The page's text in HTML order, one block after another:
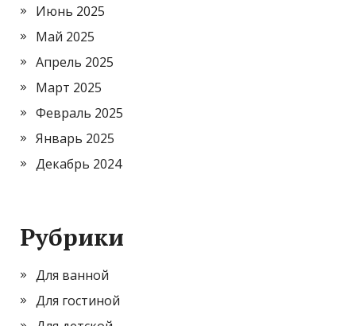
Июнь 2025
Май 2025
Апрель 2025
Март 2025
Февраль 2025
Январь 2025
Декабрь 2024
Рубрики
Для ванной
Для гостиной